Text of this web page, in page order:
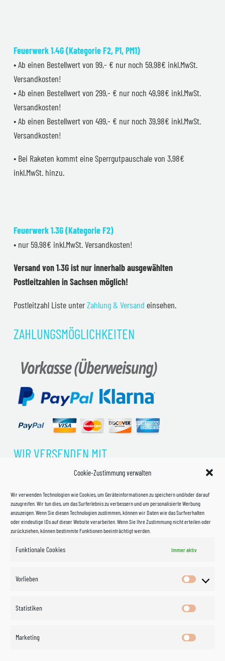
Cookie-Zustimmung verwalten
Wir verwenden Technologien wie Cookies, um Geräteinformationen zu speichern und/oder darauf
zuzugreifen. Wir tun dies, um das Surferlebnis zu verbessern und um personalisierte Werbung
anzuzeigen. Wenn Sie diesen Technologien zustimmen, können wir Daten wie das Surfverhalten
oder eindeutige IDs auf dieser Website verarbeiten. Wenn Sie Ihre Zustimmung nicht erteilen oder
zurückziehen, können bestimmte Funktionen beeinträchtigt werden.
Funktionale Cookies Immer aktiv
Vorlieben
Vorlieben
Statistiken
Marketing
Feuerwerk 1.4G (Kategorie F2, P1, PM1)
• Ab einen Bestellwert von 99,- € nur noch 59,98€ inkl.MwSt.
Versandkosten!
• Ab einen Bestellwert von 299,- € nur noch 49,98€ inkl.MwSt.
Versandkosten!
• Ab einen Bestellwert von 499,- € nur noch 39,98€ inkl.MwSt.
Versandkosten!
• Bei Raketen kommt eine Sperrgutpauschale von 3,98€
inkl.MwSt. hinzu.
Feuerwerk 1.3G (Kategorie F2)
• nur 59,98€ inkl.MwSt. Versandkosten!
Versand von 1.3G ist nur innerhalb ausgewählten
Postleitzahlen in Sachsen möglich!
Postleitzahl Liste unterZahlung & Versand einsehen.
ZAHLUNGSMÖGLICHKEITEN
WIR VERSENDEN MIT